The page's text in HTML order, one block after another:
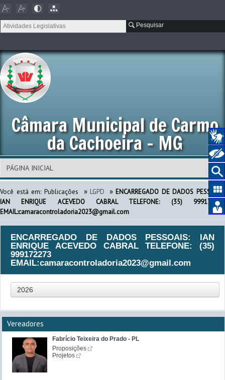
Pesquisar
Câmara Municipal de Carmo
da Cachoeira - MG
Você está em: Publicações » LGPD » ENCARREGADO DE DADOS PESSOAIS:
IAN ENRIQUE ACEVEDO CABRAL TELEFONE: (35) 999172273
EMAIL:camaracontroladoria2023@gmail.com
ENCARREGADO DE DADOS PESSOAIS: IAN
ENRIQUE ACEVEDO CABRAL TELEFONE: (35)
999172273
EMAIL:camaracontroladoria2023@gmail.com
2026
Vereadores
Fabrício Teixeira do Prado - PL
Proposições
Projetos